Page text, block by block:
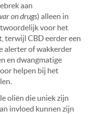
aan
on drugs) alleen in
voor het
terwijl CBD eerder een
alerter of wakkerder
en dwangmatige
helpen bij het
oliën die uniek zijn
invloed kunnen zijn